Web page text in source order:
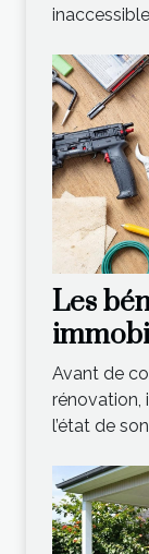
Les
Avant de
rénovation,
l’état de